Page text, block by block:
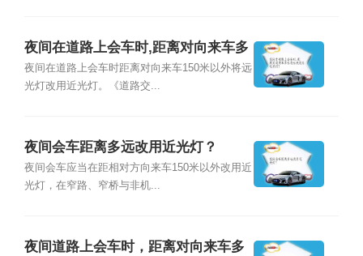
夜间在道路上会车时,距离对向来车多
远将远光改为近光灯？
夜间在道路上会车时距离对向来车150米以外将远
光灯改用近光灯。《道路交...
夜间会车距离多远改用近光灯？
夜间会车应当在距相对方向来车150米以外改用近
光灯，在窄路、窄桥与非机...
夜间道路上会车时，距离对向来车多